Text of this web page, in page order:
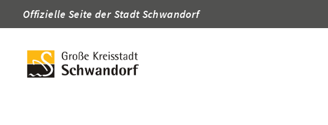
Offizielle Seite der Stadt Schwandorf